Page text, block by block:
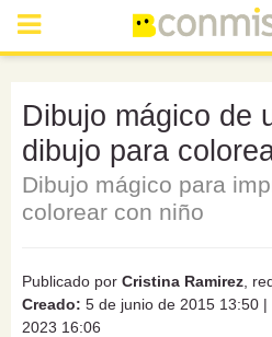
Dibujo mágico de
dibujo para
Dibujo mágico para
colorear con niño
Publicado por Cristina Ramirez ,
Creado: 5 de junio de 2015 13:50 |
2023 16:06